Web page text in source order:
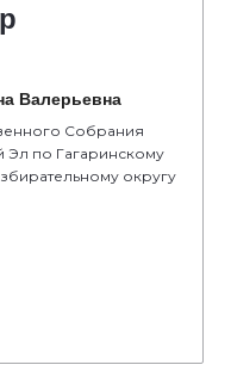
Валерьевна
Собрания
Эл по Гагаринскому
округу